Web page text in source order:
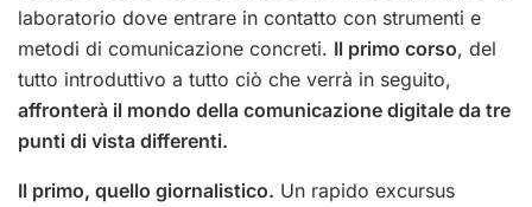
laboratorio dove entrare in contatto con strumenti e
metodi di comunicazione concreti. Il primo corso, del
tutto introduttivo a tutto ciò che verrà in seguito,
affronterà il mondo della comunicazione digitale da tre
punti di vista differenti.
Il primo, quello giornalistico. Un rapido excursus